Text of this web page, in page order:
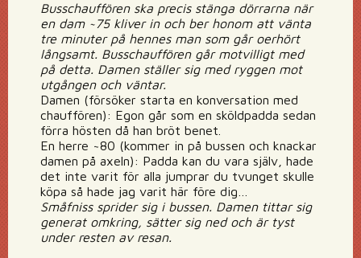
Busschauffören ska precis stänga dörrarna när
en dam ~75 kliver in och ber honom att vänta
tre minuter på hennes man som går oerhört
långsamt. Busschauffören går motvilligt med
på detta. Damen ställer sig med ryggen mot
utgången och väntar.
Damen (försöker starta en konversation med
chauffören): Egon går som en sköldpadda sedan
förra hösten då han bröt benet.
En herre ~80 (kommer in på bussen och knackar
damen på axeln): Padda kan du vara själv, hade
det inte varit för alla jumprar du tvunget skulle
köpa så hade jag varit här före dig…
Småfniss sprider sig i bussen. Damen tittar sig
generat omkring, sätter sig ned och är tyst
under resten av resan.